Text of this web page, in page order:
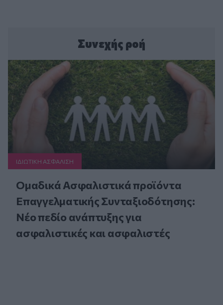
Συνεχής ροή
ΙΔΙΩΤΙΚΗ ΑΣΦAΛΙΣΗ
Ομαδικά Ασφαλιστικά προϊόντα
Επαγγελματικής Συνταξιοδότησης:
Νέο πεδίο ανάπτυξης για
ασφαλιστικές και ασφαλιστές